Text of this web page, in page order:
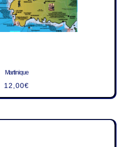
Martinique
12,00€